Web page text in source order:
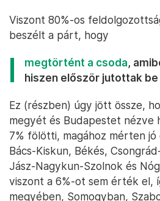
Viszont 80%-os
beszélt a párt, hogy
megtörtént a csoda,
hiszen először jutottak
Ez (részben) úgy jött össze,
megyét és Budapestet nézve
7% fölötti, magához mérten
Bács-Kiskun, Békés,
Jász-Nagykun-Szolnok és
viszont a 6%-ot sem érték el,
megyében, Somogyban,